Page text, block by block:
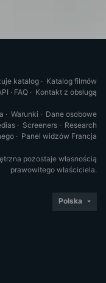
katalog · Katalog filmów
· FAQ · Kontakt z obsługą
· Warunki · Dane osobowe
· Screeners · Research
· Panel widzów Francja
pozostaje własnością
prawowitego właściciela.
Polska